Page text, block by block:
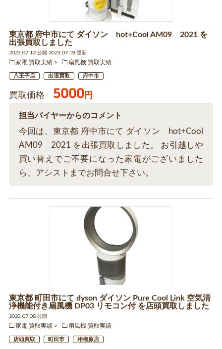
東京都 府中市にて ダイソン hot+Cool AM09 2021 を
出張買取しました
2023.07.12 公開 2023.07.19 更新
家電 買取実績
扇風機 買取実績
八王子店 出張買取 府中市
買取価格 5000円
担当バイヤーからのコメント
今回は、東京都 府中市にて ダイソン hot+Cool
AM09 2021 を出張買取しました。 お引越しや
買い替えでご不要になった家電がございました
ら、アシストまでお問合せ下さい。
東京都 町田市にて dyson ダイソン Pure Cool Link 空気清
浄機能付き扇風機 DP03 リモコン付 を店頭買取しました
2023.07.05 公開
家電 買取実績
扇風機 買取実績
店頭買取 町田市 相模原店